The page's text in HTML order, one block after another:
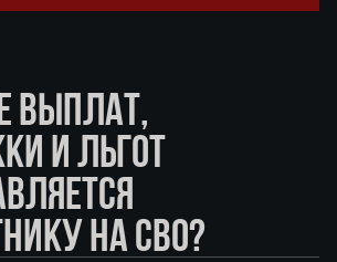
ВЫПЛАТ,
И ЛЬГОТ
НА СВО?